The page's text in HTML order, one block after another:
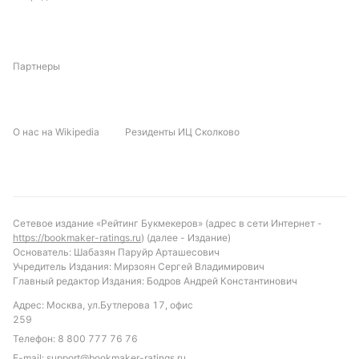
командами обычно бывают результативными: в
Коэффициенты матча
Партнеры
О нас на Wikipedia Резиденты ИЦ Сколково
Сетевое издание «Рейтинг Букмекеров» (адрес в сети Интернет -
https://bookmaker-ratings.ru) (далее - Издание)
Основатель: Шабазян Паруйр Арташесович
Учредитель Издания: Мирзоян Сергей Владимирович
Главный редактор Издания: Бодров Андрей Константинович
Адрес: Москва, ул.Бутлерова 17, офис
259
Телефон: 8 800 777 76 76